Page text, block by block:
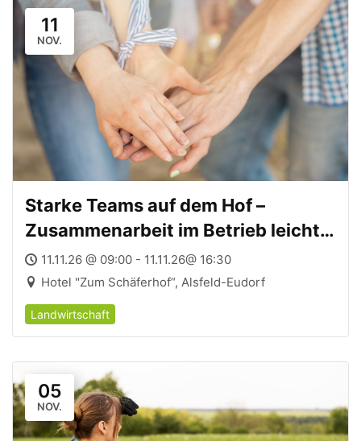
11
NOV.
Starke Teams auf dem Hof –
Zusammenarbeit im Betrieb leicht
gemacht – 11.11.2026
11.11.26 @ 09:00 - 11.11.26@ 16:30
Hotel "Zum Schäferhof“, Alsfeld-Eudorf
Landwirtschaft
05
NOV.